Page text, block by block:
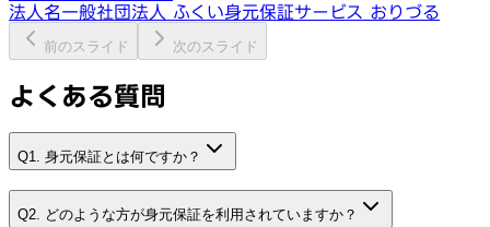
法人名一般社団法人 ふくい身元保証サービス おりづる
前のスライド 次のスライド
よくある質問
Q1. 身元保証とは何ですか？
Q2. どのような方が身元保証を利用されていますか？